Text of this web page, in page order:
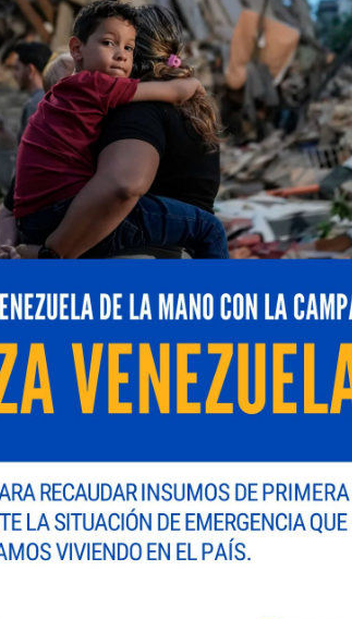
parte central de la estrategia de la
alianzas con otras universidades e
Natalia Castañón, vicerrectora
desde 1998 con el objetivo de
redes de colaboración académica.
trabajos de investigación, con
y Argentina. A lo largo de 3 días
de ponencias libres.
muestra de nuestro
que garantizan su calidad.
e inversionistas que quieran
mayores valores: «Creemos que es
problemas con visiones distintas.
entre ellas: biotecnología,
artificial; dinámicas financieras en
investigaciones clínicas; química